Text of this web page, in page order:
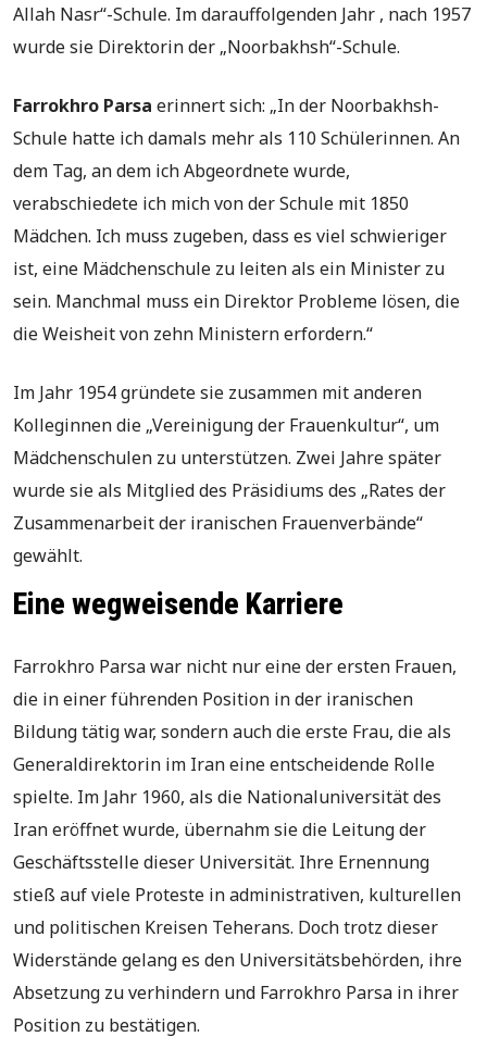
Allah Nasr“-Schule. Im darauffolgenden Jahr , nach 1957
wurde sie Direktorin der „Noorbakhsh“-Schule.
Farrokhro Parsa erinnert sich: „In der Noorbakhsh-
Schule hatte ich damals mehr als 110 Schülerinnen. An
dem Tag, an dem ich Abgeordnete wurde,
verabschiedete ich mich von der Schule mit 1850
Mädchen. Ich muss zugeben, dass es viel schwieriger
ist, eine Mädchenschule zu leiten als ein Minister zu
sein. Manchmal muss ein Direktor Probleme lösen, die
die Weisheit von zehn Ministern erfordern.“
Im Jahr 1954 gründete sie zusammen mit anderen
Kolleginnen die „Vereinigung der Frauenkultur“, um
Mädchenschulen zu unterstützen. Zwei Jahre später
wurde sie als Mitglied des Präsidiums des „Rates der
Zusammenarbeit der iranischen Frauenverbände“
gewählt.
Eine wegweisende Karriere
Farrokhro Parsa war nicht nur eine der ersten Frauen,
die in einer führenden Position in der iranischen
Bildung tätig war, sondern auch die erste Frau, die als
Generaldirektorin im Iran eine entscheidende Rolle
spielte. Im Jahr 1960, als die Nationaluniversität des
Iran eröffnet wurde, übernahm sie die Leitung der
Geschäftsstelle dieser Universität. Ihre Ernennung
stieß auf viele Proteste in administrativen, kulturellen
und politischen Kreisen Teherans. Doch trotz dieser
Widerstände gelang es den Universitätsbehörden, ihre
Absetzung zu verhindern und Farrokhro Parsa in ihrer
Position zu bestätigen.